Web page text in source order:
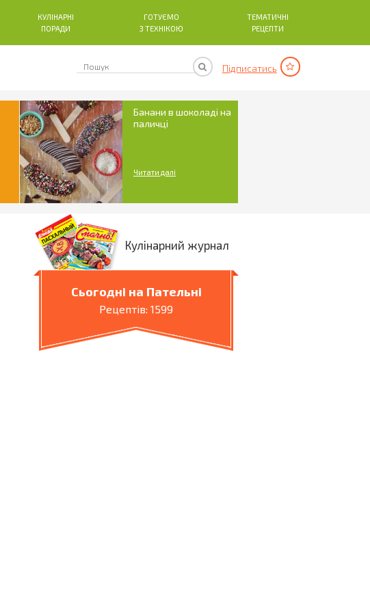
КУЛІНАРНІ
ПОРАДИ
ГОТУЄМО
З ТЕХНІКОЮ
ТЕМАТИЧНІ
РЕЦЕПТИ
Підписатись
Банани в шоколаді на
паличці
Читати далі
Кулінарний журнал
Сьогодні на Пательні
Рецептів: 1599